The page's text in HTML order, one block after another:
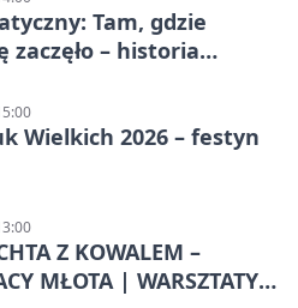
Tam, gdzie
zaczęło – historia
Wielkich 2026 – festyn
Z KOWALEM –
MŁOTA | WARSZTATY